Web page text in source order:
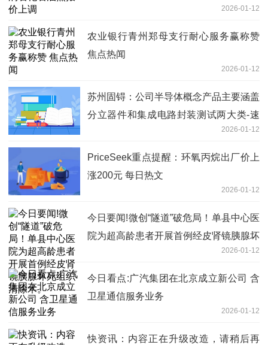
2026-01-12
农业银行青州郑母支行耐心服务赢称赞
焦点热闻
2026-01-12
苏州固锝：公司半导体概念产品主要涵盖
分立器件和集成电路封装测试两大类-速
2026-01-12
PriceSeek重点提醒：环氧丙烷出厂价上
涨200元 每日热文
2026-01-12
今日要闻!微创“隧道”破危局！单县中心医
院为超高龄患者开展首例经皮肾镜胰腺坏
2026-01-12
今日看点:广汽集团在北京成立新公司 含
卫星通信服务业务
2026-01-12
快资讯：内容正在升级改造，请稍后再